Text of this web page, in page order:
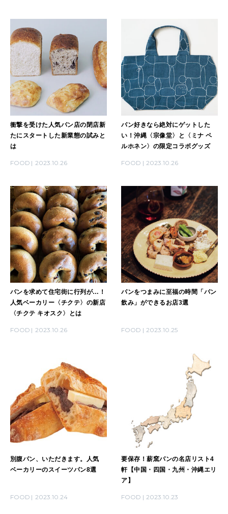
2026年3月号「スイーツ予想図 2026」
2026年2月号「良運を掴む 新・開運術。」
2026年1月号「猫がいれば、幸せ」
2025年12月号「お酒の新常識。」
衝撃を受けた人気パン店の閉店新
たにスタートした新業態の試みと
は
FOOD 2023.10.26
パン好きなら絶対にゲットした
い！沖縄〈宗像堂〉と〈ミナ ペ
ルホネン〉の限定コラボグッズ
FOOD 2023.10.26
パンを求めて住宅街に行列が…！
人気ベーカリー〈チクテ〉の新店
〈チクテ キオスク〉とは
FOOD 2023.10.26
パンをつまみに至福の時間「パン
飲み」ができるお店3選
FOOD 2023.10.25
別腹パン、いただきます。人気
ベーカリーのスイーツパン8選
FOOD 2023.10.24
要保存！薪窯パンの名店リスト4
軒【中国・四国・九州・沖縄エリ
ア】
FOOD 2023.10.23